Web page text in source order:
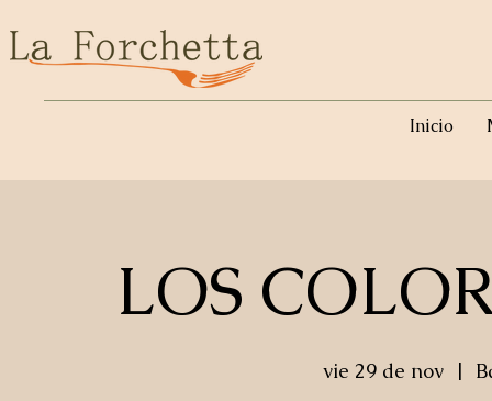
Inicio
LOS
vie 29 de nov
  |